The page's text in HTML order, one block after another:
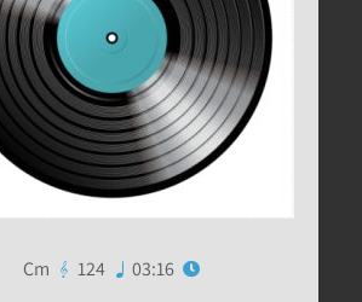
03:16
124
Cm